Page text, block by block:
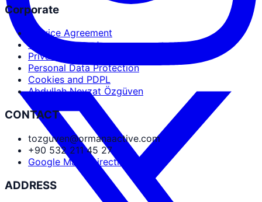
Corporate
Service Agreement
User Agreement
Privacy Policy
Personal Data Protection
Cookies and PDPL
Abdullah Nevzat Özgüven
CONTACT
tozguven@ormanaactive.com
+90 532 211 45 27
Google Maps Directions
ADDRESS